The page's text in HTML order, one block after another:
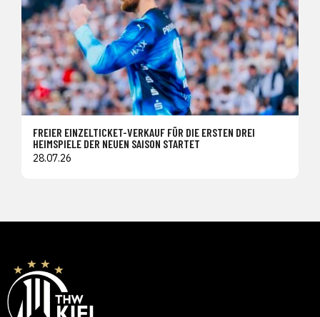
FREIER EINZELTICKET-VERKAUF FÜR DIE ERSTEN DREI
HEIMSPIELE DER NEUEN SAISON STARTET
28.07.26